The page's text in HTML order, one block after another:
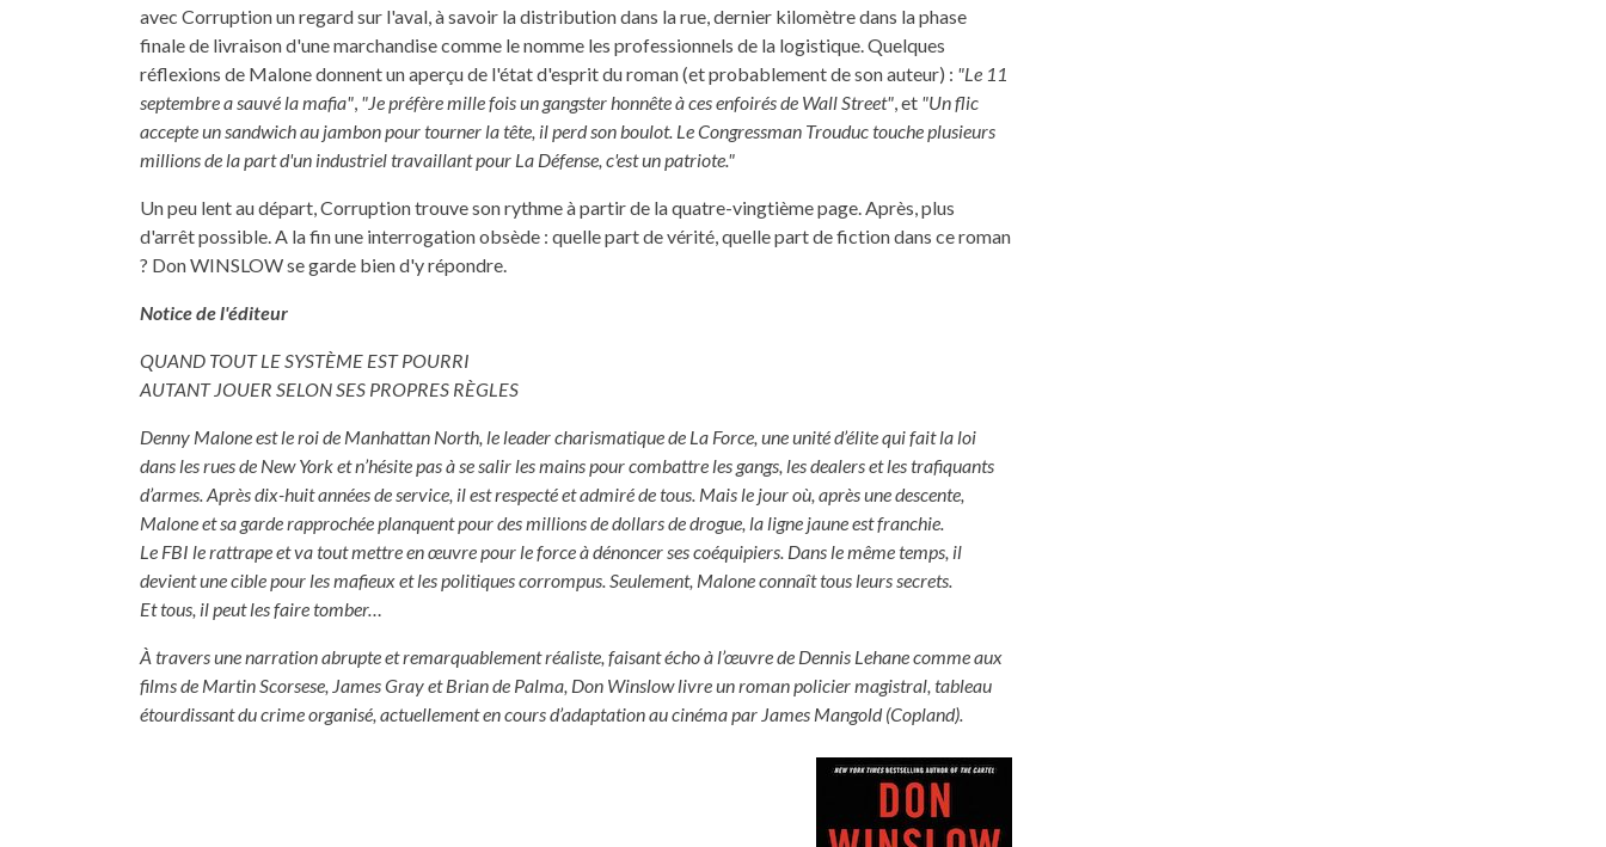
avec Corruption un regard sur l'aval, à savoir la distribution dans la rue, dernier kilomètre dans la phase
finale de livraison d'une marchandise comme le nomme les professionnels de la logistique. Quelques
réflexions de Malone donnent un aperçu de l'état d'esprit du roman (et probablement de son auteur) : "Le 11
septembre a sauvé la mafia", "Je préfère mille fois un gangster honnête à ces enfoirés de Wall Street", et "Un flic
accepte un sandwich au jambon pour tourner la tête, il perd son boulot. Le Congressman Trouduc touche plusieurs
millions de la part d'un industriel travaillant pour La Défense, c'est un patriote."
Un peu lent au départ, Corruption trouve son rythme à partir de la quatre-vingtième page. Après, plus
d'arrêt possible. A la fin une interrogation obsède : quelle part de vérité, quelle part de fiction dans ce roman
? Don WINSLOW se garde bien d'y répondre.
Notice de l'éditeur
QUAND TOUT LE SYSTÈME EST POURRI
AUTANT JOUER SELON SES PROPRES RÈGLES
Denny Malone est le roi de Manhattan North, le leader charismatique de La Force, une unité d’élite qui fait la loi
dans les rues de New York et n’hésite pas à se salir les mains pour combattre les gangs, les dealers et les trafiquants
d’armes. Après dix-huit années de service, il est respecté et admiré de tous. Mais le jour où, après une descente,
Malone et sa garde rapprochée planquent pour des millions de dollars de drogue, la ligne jaune est franchie.
Le FBI le rattrape et va tout mettre en œuvre pour le force à dénoncer ses coéquipiers. Dans le même temps, il
devient une cible pour les mafieux et les politiques corrompus. Seulement, Malone connaît tous leurs secrets.
Et tous, il peut les faire tomber…
À travers une narration abrupte et remarquablement réaliste, faisant écho à l’œuvre de Dennis Lehane comme aux
films de Martin Scorsese, James Gray et Brian de Palma, Don Winslow livre un roman policier magistral, tableau
étourdissant du crime organisé, actuellement en cours d’adaptation au cinéma par James Mangold (Copland).